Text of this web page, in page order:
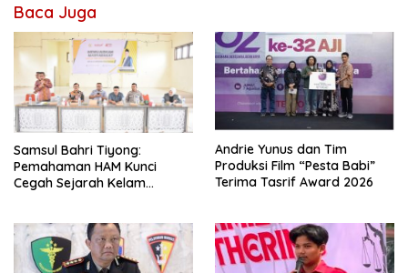
Baca Juga
Samsul Bahri Tiyong:
Pemahaman HAM Kunci
Cegah Sejarah Kelam
Andrie Yunus dan Tim
Produksi Film “Pesta Babi”
Terima Tasrif Award 2026